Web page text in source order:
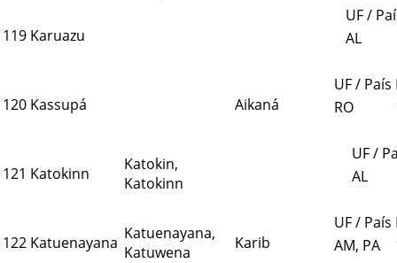
119 Karuazu
UF /
AL
120 Kassupá Aikaná
UF / País
RO
121 Katokinn
Katokin,
Katokinn
UF /
AL
122 Katuenayana Katuenayana,
Katuwena
Karib
UF / País
AM, PA